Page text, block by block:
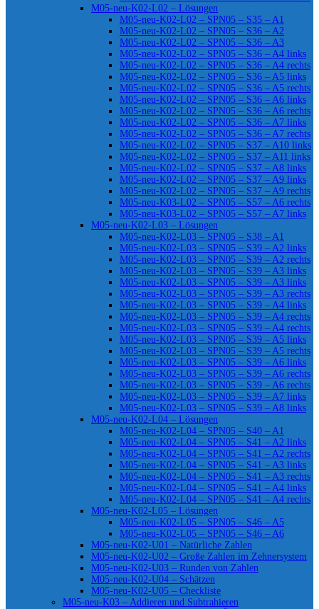
M05-neu-K02-L02 – Lösungen
M05-neu-K02-L02 – SPN05 – S35 – A1
M05-neu-K02-L02 – SPN05 – S36 – A2
M05-neu-K02-L02 – SPN05 – S36 – A3
M05-neu-K02-L02 – SPN05 – S36 – A4 links
M05-neu-K02-L02 – SPN05 – S36 – A4 rechts
M05-neu-K02-L02 – SPN05 – S36 – A5 links
M05-neu-K02-L02 – SPN05 – S36 – A5 rechts
M05-neu-K02-L02 – SPN05 – S36 – A6 links
M05-neu-K02-L02 – SPN05 – S36 – A6 rechts
M05-neu-K02-L02 – SPN05 – S36 – A7 links
M05-neu-K02-L02 – SPN05 – S36 – A7 rechts
M05-neu-K02-L02 – SPN05 – S37 – A10 links
M05-neu-K02-L02 – SPN05 – S37 – A11 links
M05-neu-K02-L02 – SPN05 – S37 – A8 links
M05-neu-K02-L02 – SPN05 – S37 – A9 links
M05-neu-K02-L02 – SPN05 – S37 – A9 rechts
M05-neu-K03-L02 – SPN05 – S57 – A6 rechts
M05-neu-K03-L02 – SPN05 – S57 – A7 links
M05-neu-K02-L03 – Lösungen
M05-neu-K02-L03 – SPN05 – S38 – A1
M05-neu-K02-L03 – SPN05 – S39 – A2 links
M05-neu-K02-L03 – SPN05 – S39 – A2 rechts
M05-neu-K02-L03 – SPN05 – S39 – A3 links
M05-neu-K02-L03 – SPN05 – S39 – A3 links
M05-neu-K02-L03 – SPN05 – S39 – A3 rechts
M05-neu-K02-L03 – SPN05 – S39 – A4 links
M05-neu-K02-L03 – SPN05 – S39 – A4 rechts
M05-neu-K02-L03 – SPN05 – S39 – A4 rechts
M05-neu-K02-L03 – SPN05 – S39 – A5 links
M05-neu-K02-L03 – SPN05 – S39 – A5 rechts
M05-neu-K02-L03 – SPN05 – S39 – A6 links
M05-neu-K02-L03 – SPN05 – S39 – A6 rechts
M05-neu-K02-L03 – SPN05 – S39 – A6 rechts
M05-neu-K02-L03 – SPN05 – S39 – A7 links
M05-neu-K02-L03 – SPN05 – S39 – A8 links
M05-neu-K02-L04 – Lösungen
M05-neu-K02-L04 – SPN05 – S40 – A1
M05-neu-K02-L04 – SPN05 – S41 – A2 links
M05-neu-K02-L04 – SPN05 – S41 – A2 rechts
M05-neu-K02-L04 – SPN05 – S41 – A3 links
M05-neu-K02-L04 – SPN05 – S41 – A3 rechts
M05-neu-K02-L04 – SPN05 – S41 – A4 links
M05-neu-K02-L04 – SPN05 – S41 – A4 rechts
M05-neu-K02-L05 – Lösungen
M05-neu-K02-L05 – SPN05 – S46 – A5
M05-neu-K02-L05 – SPN05 – S46 – A6
M05-neu-K02-U01 – Natürliche Zahlen
M05-neu-K02-U02 – Große Zahlen im Zehnersystem
M05-neu-K02-U03 – Runden von Zahlen
M05-neu-K02-U04 – Schätzen
M05-neu-K02-U05 – Checkliste
M05-neu-K03 – Addieren und Subtrahieren